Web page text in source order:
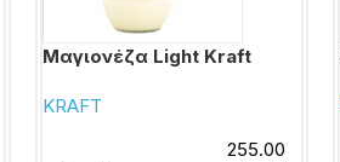
Μαγιονέζα Light Kraft
KRAFT
255.00